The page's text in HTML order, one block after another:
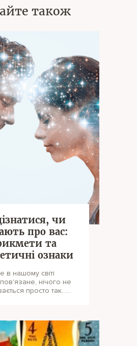
також
чи
про вас:
та
ознаки
в нашому світі
нічого не
просто так...